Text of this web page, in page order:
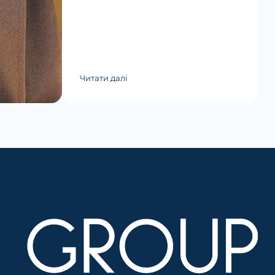
Читати далі